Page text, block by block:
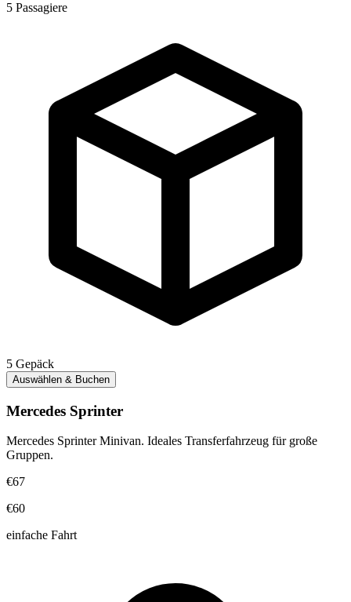
5 Passagiere
5 Gepäck
Auswählen & Buchen
Mercedes Sprinter
Mercedes Sprinter Minivan. Ideales Transferfahrzeug für große
Gruppen.
€67
€60
einfache Fahrt